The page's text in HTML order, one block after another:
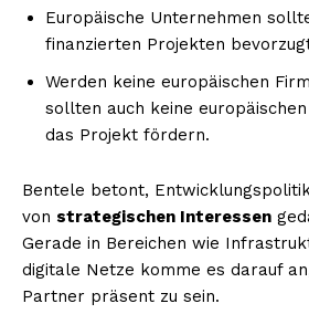
Europäische Unternehmen
finanzierten Projekten
Werden keine europäischen
sollten auch keine
das Projekt fördern.
Bentele betont,
von strategischen Interessen
Gerade in Bereichen wie
digitale Netze komme es darauf
Partner präsent zu sein.